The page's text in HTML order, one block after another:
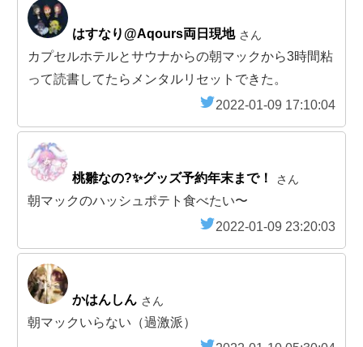
はすなり@Aqours両日現地 さん
カプセルホテルとサウナからの朝マックから3時間粘
って読書してたらメンタルリセットできた。
2022-01-09 17:10:04
桃雛なの?✨グッズ予約年末まで！ さん
朝マックのハッシュポテト食べたい〜
2022-01-09 23:20:03
かはんしん さん
朝マックいらない（過激派）